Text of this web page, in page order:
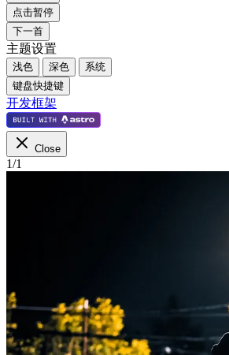
点击暂停
下一首
主题设置
浅色 深色
系统
键盘快捷键
开发框架
Close
1/1